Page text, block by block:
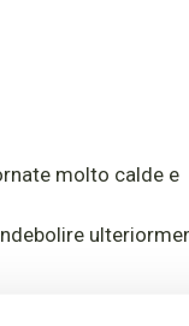
molto calde e